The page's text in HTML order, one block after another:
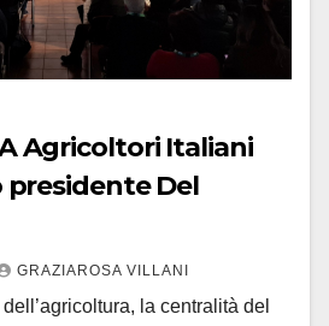
Agricoltori Italiani
presidente Del
GRAZIAROSA VILLANI
dell’agricoltura, la centralità del